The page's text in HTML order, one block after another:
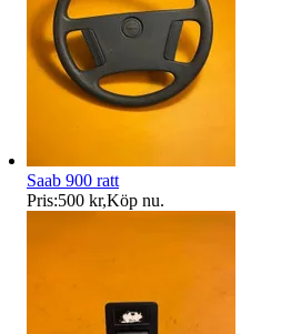
Saab 900 ratt
Pris:500 kr,Köp nu.